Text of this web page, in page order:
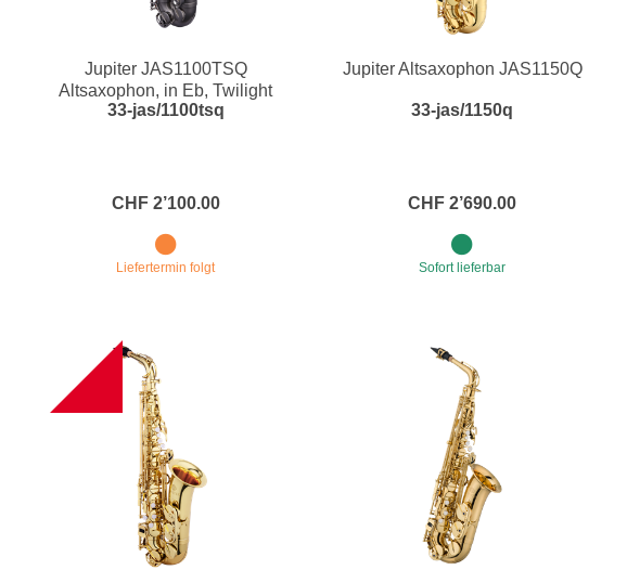
Blechblasinstrumente Premium
Blechblasinstrumente
Jupiter JAS1100TSQ
Altsaxophon, in Eb, Twilight
Smoke
33-jas/1100tsq
CHF 2’100.00
Liefertermin folgt
Jupiter Altsaxophon JAS1150Q
33-jas/1150q
CHF 2’690.00
Sofort lieferbar